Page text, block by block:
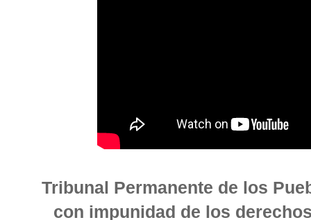
Tribunal Permanente de los
con impunidad de los